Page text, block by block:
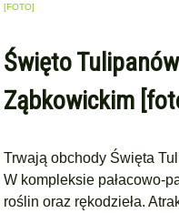
[FOTO]
Święto
Ząbkowickim
Trwają obchody Święta
W kompleksie pałacowo-
roślin oraz rękodzieła.